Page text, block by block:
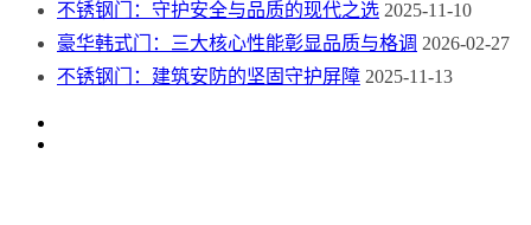
不锈钢门：守护安全与品质的现代之选 2025-11-10
豪华韩式门：三大核心性能彰显品质与格调 2026-02-27
不锈钢门：建筑安防的坚固守护屏障 2025-11-13